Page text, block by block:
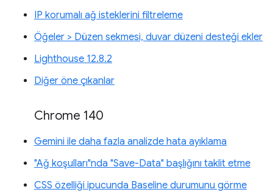
IP korumalı ağ isteklerini filtreleme
Öğeler > Düzen sekmesi, duvar düzeni desteği ekler
Lighthouse 12.8.2
Diğer öne çıkanlar
Chrome 140
Gemini ile daha fazla analizde hata ayıklama
"Ağ koşulları"nda "Save-Data" başlığını taklit etme
CSS özelliği ipucunda Baseline durumunu görme